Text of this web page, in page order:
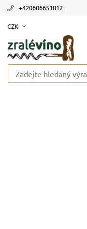
+420606651812
CZK